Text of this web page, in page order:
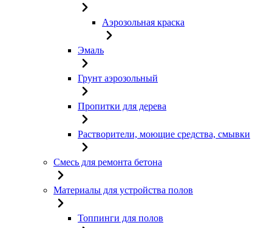
Аэрозольная краска
Эмаль
Грунт аэрозольный
Пропитки для дерева
Растворители, моющие средства, смывки
Смесь для ремонта бетона
Материалы для устройства полов
Топпинги для полов